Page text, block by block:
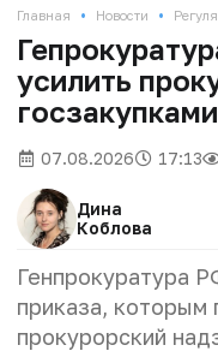
Главная • Новости •
усилить
госзакупками
07.08.2026 17:13
Дина
Коблова
Генпрокуратура
приказа, которым
прокурорский